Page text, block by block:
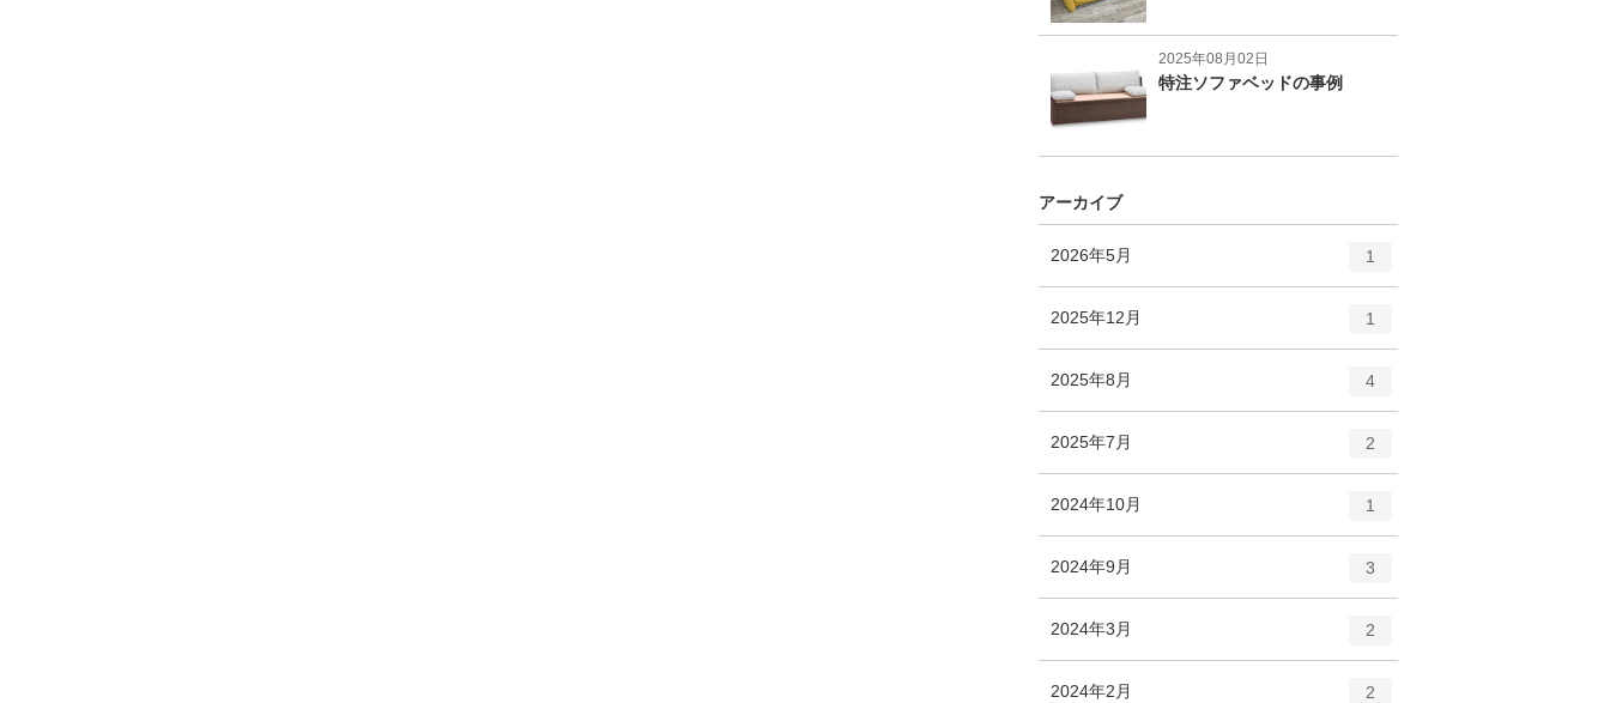
2025年08月02日
特注ソファベッドの事例
アーカイブ
2026年5月
リ
ー
1
2025年12月
ー
1
2025年8月
ー
数
4
2025年7月
リ
ー
2
2024年10月
ー
1
2024年9月
ー
3
2024年3月 2
2024年2月 2